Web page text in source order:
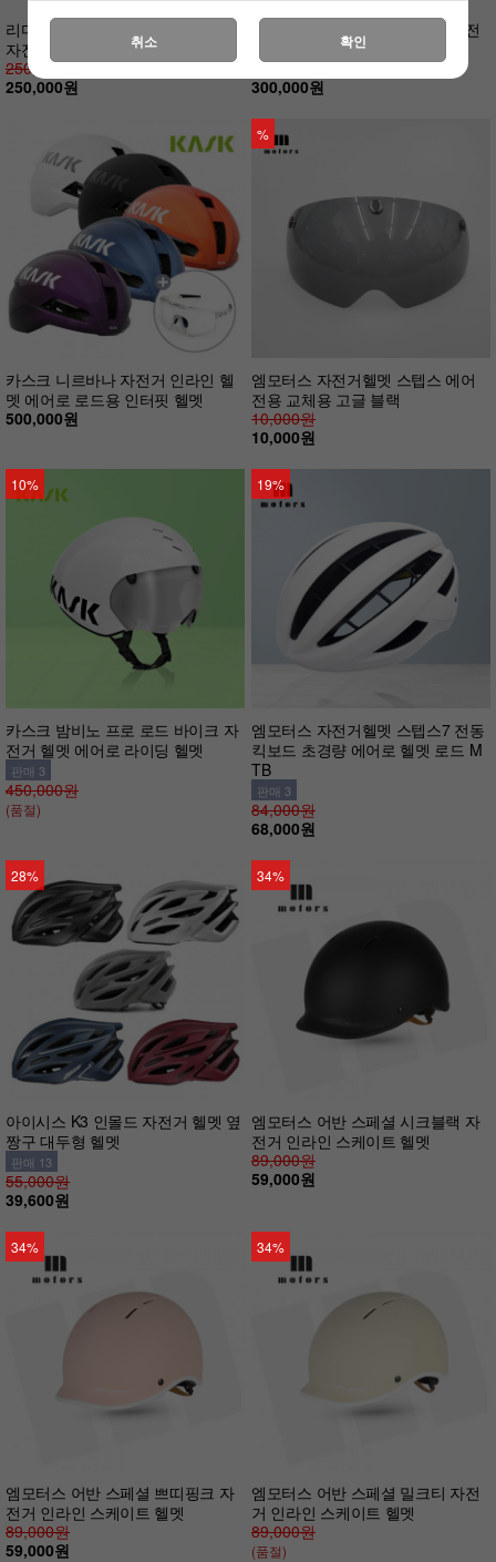
리마 에어스피드 인몰드 컴포트핏
자전거 라이딩 헬멧
250,000원
250,000원
리마 에어 아틀라스 아시안핏 자전
거 라이딩 에어로 헬멧
300,000원
300,000원
카스크 니르바나 자전거 인라인 헬
멧 에어로 로드용 인터핏 헬멧
500,000원
%
엠모터스 자전거헬멧 스텝스 에어
전용 교체용 고글 블랙
10,000원
10,000원
10%
카스크 밤비노 프로 로드 바이크 자
전거 헬멧 에어로 라이딩 헬멧
판매 3
450,000원
(품절)
19%
엠모터스 자전거헬멧 스텝스7 전동
킥보드 초경량 에어로 헬멧 로드 M
TB
판매 3
84,000원
68,000원
28%
아이시스 K3 인몰드 자전거 헬멧 옆
짱구 대두형 헬멧
판매 13
55,000원
39,600원
34%
엠모터스 어반 스페셜 시크블랙 자
전거 인라인 스케이트 헬멧
89,000원
59,000원
34%
엠모터스 어반 스페셜 쁘띠핑크 자
전거 인라인 스케이트 헬멧
89,000원
59,000원
34%
엠모터스 어반 스페셜 밀크티 자전
거 인라인 스케이트 헬멧
89,000원
(품절)
취소 확인